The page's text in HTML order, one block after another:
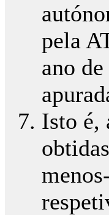
pela
ano
Isto é,